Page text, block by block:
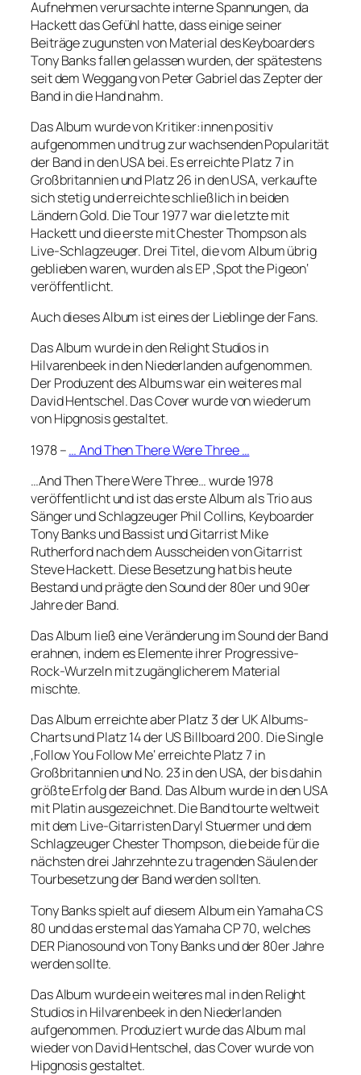
Aufnehmen verursachte interne Spannungen, da
Hackett das Gefühl hatte, dass einige seiner
Beiträge zugunsten von Material des Keyboarders
Tony Banks fallen gelassen wurden, der spätestens
seit dem Weggang von Peter Gabriel das Zepter der
Band in die Hand nahm.
Das Album wurde von Kritiker:innen positiv
aufgenommen und trug zur wachsenden Popularität
der Band in den USA bei. Es erreichte Platz 7 in
Großbritannien und Platz 26 in den USA, verkaufte
sich stetig und erreichte schließlich in beiden
Ländern Gold. Die Tour 1977 war die letzte mit
Hackett und die erste mit Chester Thompson als
Live-Schlagzeuger. Drei Titel, die vom Album übrig
geblieben waren, wurden als EP ‚Spot the Pigeon‘
veröffentlicht.
Auch dieses Album ist eines der Lieblinge der Fans.
Das Album wurde in den Relight Studios in
Hilvarenbeek in den Niederlanden aufgenommen.
Der Produzent des Albums war ein weiteres mal
David Hentschel. Das Cover wurde von wiederum
von Hipgnosis gestaltet.
1978 –… And Then There Were Three …
…And Then There Were Three… wurde 1978
veröffentlicht und ist das erste Album als Trio aus
Sänger und Schlagzeuger Phil Collins, Keyboarder
Tony Banks und Bassist und Gitarrist Mike
Rutherford nach dem Ausscheiden von Gitarrist
Steve Hackett. Diese Besetzung hat bis heute
Bestand und prägte den Sound der 80er und 90er
Jahre der Band.
Das Album ließ eine Veränderung im Sound der Band
erahnen, indem es Elemente ihrer Progressive-
Rock-Wurzeln mit zugänglicherem Material
mischte.
Das Album erreichte aber Platz 3 der UK Albums-
Charts und Platz 14 der US Billboard 200. Die Single
‚Follow You Follow Me‘ erreichte Platz 7 in
Großbritannien und No. 23 in den USA, der bis dahin
größte Erfolg der Band. Das Album wurde in den USA
mit Platin ausgezeichnet. Die Band tourte weltweit
mit dem Live-Gitarristen Daryl Stuermer und dem
Schlagzeuger Chester Thompson, die beide für die
nächsten drei Jahrzehnte zu tragenden Säulen der
Tourbesetzung der Band werden sollten.
Tony Banks spielt auf diesem Album ein Yamaha CS
80 und das erste mal das Yamaha CP 70, welches
DER Pianosound von Tony Banks und der 80er Jahre
werden sollte.
Das Album wurde ein weiteres mal in den Relight
Studios in Hilvarenbeek in den Niederlanden
aufgenommen. Produziert wurde das Album mal
wieder von David Hentschel, das Cover wurde von
Hipgnosis gestaltet.